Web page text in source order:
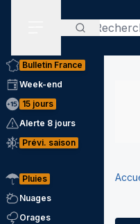
Rechercher
Bulletin France
Week-end
15 jours
Alerte 8 jours
Prévi. saison
Pluies
Nuages
Orages